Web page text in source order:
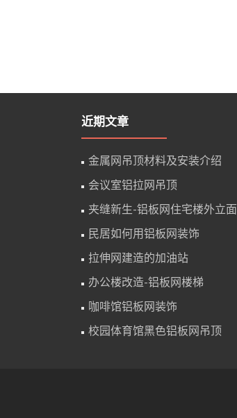
近期文章
金属网吊顶材料及安装介绍
会议室铝拉网吊顶
夹缝新生-铝板网住宅楼外立面
民居如何用铝板网装饰
拉伸网建造的加油站
办公楼改造-铝板网楼梯
咖啡馆铝板网装饰
校园体育馆黑色铝板网吊顶